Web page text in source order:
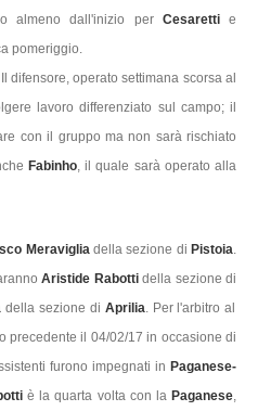
almeno dall'inizio per Cesaretti e
pomeriggio.
difensore, operato settimana scorsa al
lavoro differenziato sul campo; il
con il gruppo ma non sarà rischiato
Fabinho, il quale sarà operato alla
Meraviglia della sezione di Pistoia.
Aristide Rabottidella sezione di
della sezione di Aprilia. Per l'arbitro al
precedente il 04/02/17 in occasione di
furono impegnati in Paganese-
è la quarta volta con la Paganese,